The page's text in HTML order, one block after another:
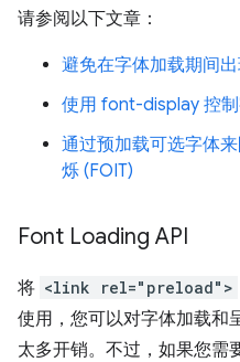
请参阅以下文章：
避免在字体加载期间
使用 font-display 控
通过预加载可选字体
烁 (FOIT)
Font Loading API
将 <link rel="preload">
使用，您可以对字体加载和
太多开销。不过，如果您需